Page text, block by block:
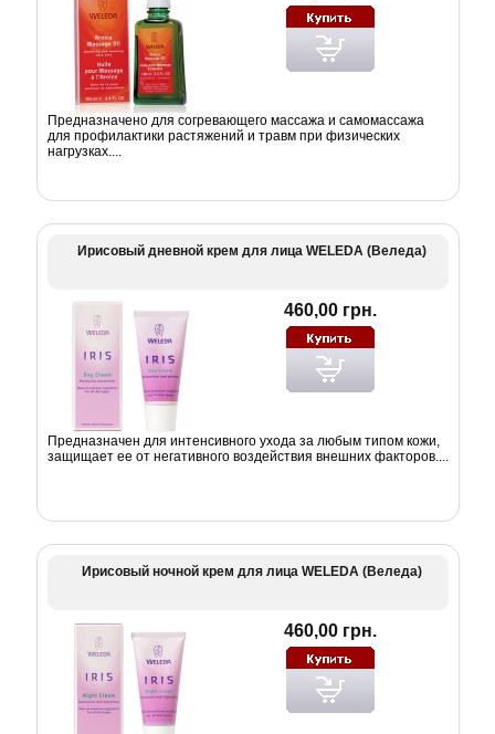
Предназначено для согревающего массажа и самомассажа
для профилактики растяжений и травм при физических
нагрузках....
Ирисовый дневной крем для лица WELEDA (Веледа)
460,00 грн.
Предназначен для интенсивного ухода за любым типом кожи,
защищает ее от негативного воздействия внешних факторов....
Ирисовый ночной крем для лица WELEDA (Веледа)
460,00 грн.